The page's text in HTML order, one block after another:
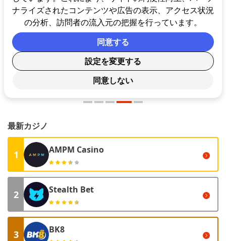
最新カジノ
1 AMPM Casino
2 Stealth Bet
3 BK8
ナライズされたコンテンツや広告の表示、アクセス状況
の分析、訪問者の流入元の把握を行っています。
設定を変更する
同意しない
同意する